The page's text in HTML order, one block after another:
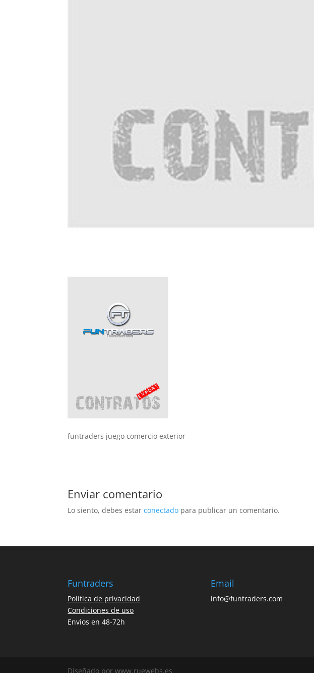
funtraders juego comercio exterior
Enviar comentario
Lo siento, debes estarconectado para publicar un comentario.
Funtraders
Política de privacidad
Condiciones de uso
Envios en 48-72h
Email
info@funtraders.com
Diseñado por www.ruewebs.es